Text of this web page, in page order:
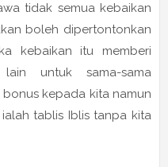
tidak semua kebaikan
boleh dipertontonkan
kebaikan itu memberi
untuk sama-sama
kepada kita namun
tablis Iblis tanpa kita